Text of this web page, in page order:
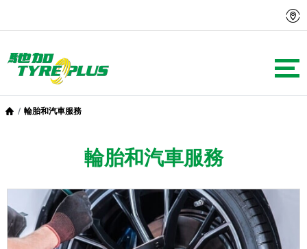
輪胎和汽車服務
輪胎和汽車服務